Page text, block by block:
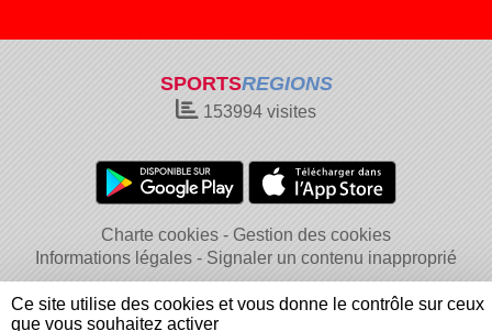
SPORTSREGIONS
153994 visites
Charte cookies
Gestion des cookies
Informations légales
Signaler un contenu inapproprié
Ce site utilise des cookies et vous donne le contrôle sur ceux
que vous souhaitez activer